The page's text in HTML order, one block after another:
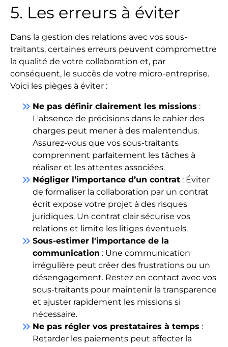
5. Les erreurs à éviter
Dans la gestion des relations avec vos sous-
traitants, certaines erreurs peuvent compromettre
la qualité de votre collaboration et, par
conséquent, le succès de votre micro-entreprise.
Voici les pièges à éviter :
keyboard_double_arrow_right Ne pas définir clairement les missions :
L'absence de précisions dans le cahier des
charges peut mener à des malentendus.
Assurez-vous que vos sous-traitants
comprennent parfaitement les tâches à
réaliser et les attentes associées.
keyboard_double_arrow_right Négliger l’importance d’un contrat : Éviter
de formaliser la collaboration par un contrat
écrit expose votre projet à des risques
juridiques. Un contrat clair sécurise vos
relations et limite les litiges éventuels.
keyboard_double_arrow_right Sous-estimer l'importance de la
communication : Une communication
irrégulière peut créer des frustrations ou un
désengagement. Restez en contact avec vos
sous-traitants pour maintenir la transparence
et ajuster rapidement les missions si
nécessaire.
keyboard_double_arrow_right Ne pas régler vos prestataires à temps :
Retarder les paiements peut affecter la